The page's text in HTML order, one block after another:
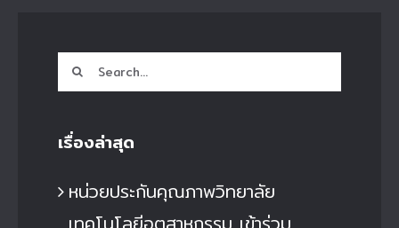
Search
for:
เรื่องล่าสุด
หน่วยประกันคุณภาพวิทยาลัย